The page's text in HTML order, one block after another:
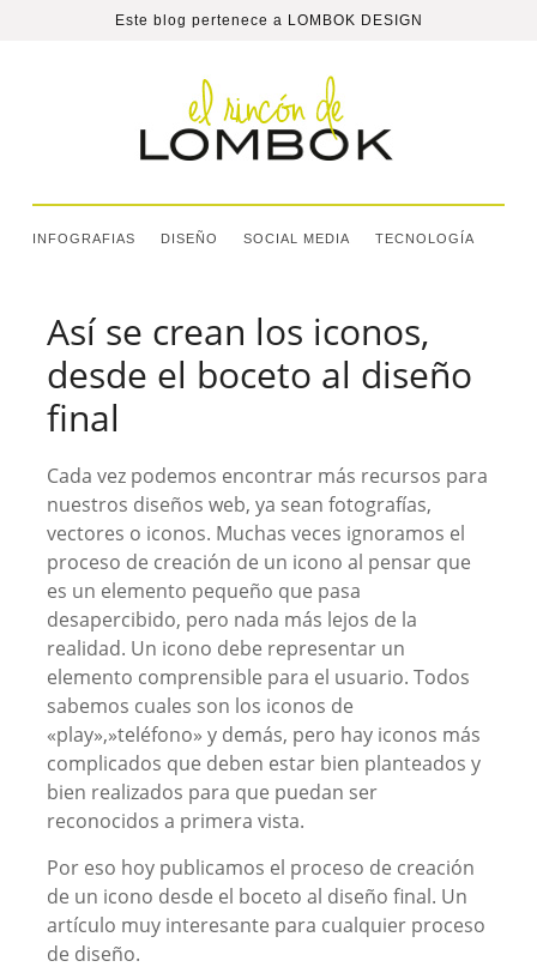
Este blog pertenece a LOMBOK DESIGN
INFOGRAFIAS DISEÑO SOCIAL MEDIA TECNOLOGÍA
Así se crean los iconos,
desde el boceto al diseño
final
Cada vez podemos encontrar más recursos para
nuestros diseños web, ya sean fotografías,
vectores o iconos. Muchas veces ignoramos el
proceso de creación de un icono al pensar que
es un elemento pequeño que pasa
desapercibido, pero nada más lejos de la
realidad. Un icono debe representar un
elemento comprensible para el usuario. Todos
sabemos cuales son los iconos de
«play»,»teléfono» y demás, pero hay iconos más
complicados que deben estar bien planteados y
bien realizados para que puedan ser
reconocidos a primera vista.
Por eso hoy publicamos el proceso de creación
de un icono desde el boceto al diseño final. Un
artículo muy interesante para cualquier proceso
de diseño.